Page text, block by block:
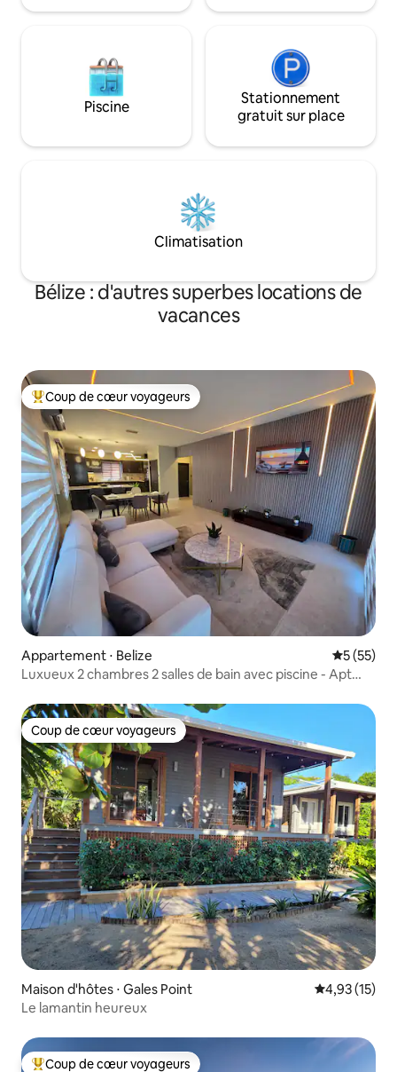
Piscine
Stationnement
gratuit sur place
Climatisation
Bélize : d'autres superbes locations de
vacances
Coups de cœur voyageurs les plus appréciés
Coup de cœur voyageurs
Appartement ⋅ Belize
5 (55)
Luxueux 2 chambres 2 salles de bain avec piscine - Apt
Coup de cœur voyageurs
Coup de cœur voyageurs
Maison d'hôtes ⋅ Gales Point Évaluation
4,93 (15)
Le lamantin heureux
Coup de cœur voyageurs